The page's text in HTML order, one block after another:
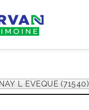
L EVEQUE (71540)